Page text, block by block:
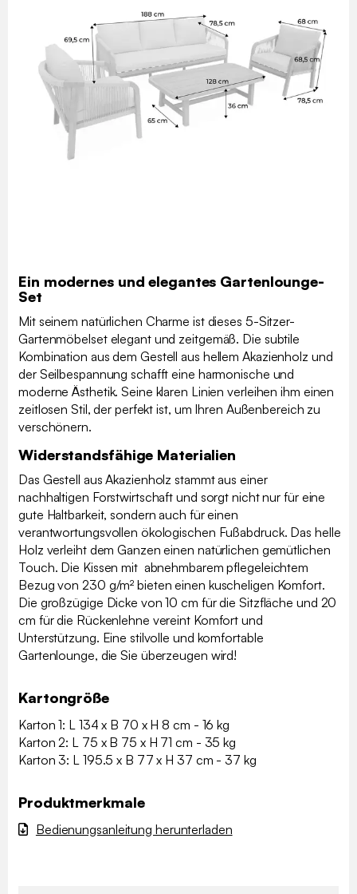
Ein modernes und elegantes Gartenlounge-
Set
Mit seinem natürlichen Charme ist dieses 5-Sitzer-
Gartenmöbelset elegant und zeitgemäß. Die subtile
Kombination aus dem Gestell aus hellem Akazienholz und
der Seilbespannung schafft eine harmonische und
moderne Ästhetik. Seine klaren Linien verleihen ihm einen
zeitlosen Stil, der perfekt ist, um Ihren Außenbereich zu
verschönern.
Widerstandsfähige Materialien
Das Gestell aus Akazienholz stammt aus einer
nachhaltigen Forstwirtschaft und sorgt nicht nur für eine
gute Haltbarkeit, sondern auch für einen
verantwortungsvollen ökologischen Fußabdruck. Das helle
Holz verleiht dem Ganzen einen natürlichen gemütlichen
Touch. Die Kissen mit abnehmbarem pflegeleichtem
Bezug von 230 g/m² bieten einen kuscheligen Komfort.
Die großzügige Dicke von 10 cm für die Sitzfläche und 20
cm für die Rückenlehne vereint Komfort und
Unterstützung. Eine stilvolle und komfortable
Gartenlounge, die Sie überzeugen wird!
Kartongröße
Karton 1: L 134 x B 70 x H 8 cm - 16 kg
Karton 2: L 75 x B 75 x H 71 cm - 35 kg
Karton 3: L 195.5 x B 77 x H 37 cm - 37 kg
Produktmerkmale
Bedienungsanleitung herunterladen